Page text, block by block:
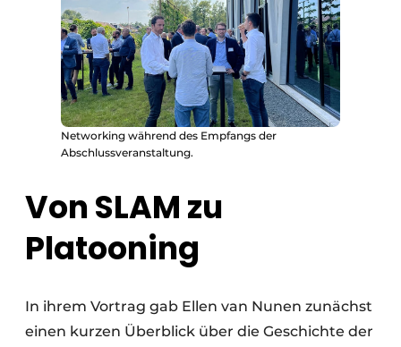
Networking während des Empfangs der
Abschlussveranstaltung.
Von SLAM zu
Platooning
In ihrem Vortrag gab Ellen van Nunen zunächst
einen kurzen Überblick über die Geschichte der